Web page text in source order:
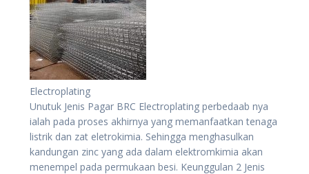
Electroplating
Unutuk Jenis Pagar BRC Electroplating perbedaab nya
ialah pada proses akhirnya yang memanfaatkan tenaga
listrik dan zat eletrokimia. Sehingga menghasulkan
kandungan zinc yang ada dalam elektromkimia akan
menempel pada permukaan besi. Keunggulan 2 Jenis